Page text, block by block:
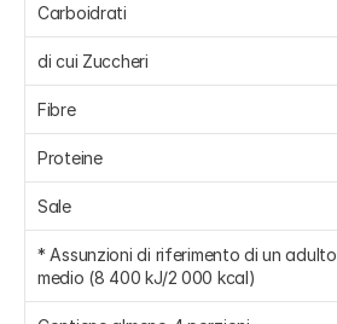
Carboidrati
di cui Zuccheri
Fibre
Proteine
Sale
* Assunzioni di riferimento di un adulto
medio (8 400 kJ/2 000 kcal)